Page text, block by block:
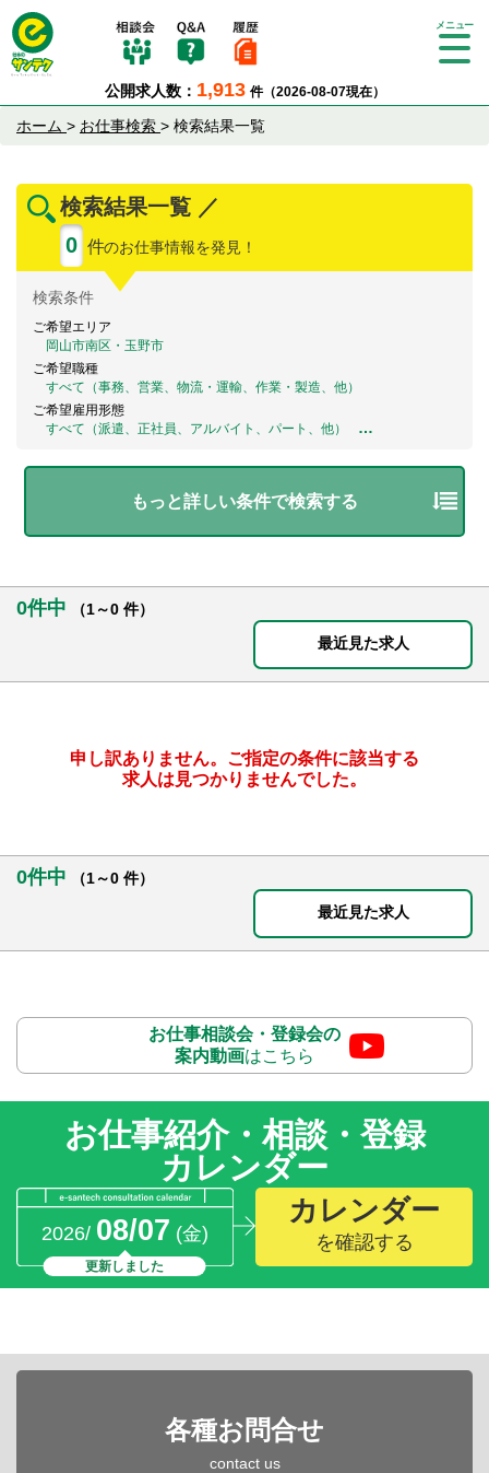
公開求人数： 1,913 件（2026-08-07現在）
Tog
ホーム > お仕事検索 > 検索結果一覧
検索結果一覧 ／
0 件のお仕事情報を発見！
検索条件
ご希望エリア
岡山市南区・玉野市
ご希望職種
すべて（事務、営業、物流・運輸、作業・製造、他）
ご希望雇用形態
すべて（派遣、正社員、アルバイト、パート、他）
…
もっと詳しい条件で検索する
0件中
（1～0 件）
最近見た求人
申し訳ありません。ご指定の条件に該当する
求人は見つかりませんでした。
0件中
（1～0 件）
最近見た求人
お仕事相談会・登録会の
案内動画はこちら
お仕事紹介・相談・登録
カレンダー
2026/ 08/07 (金)
更新しました
カレンダー
を確認する
各種お問合せ
contact us